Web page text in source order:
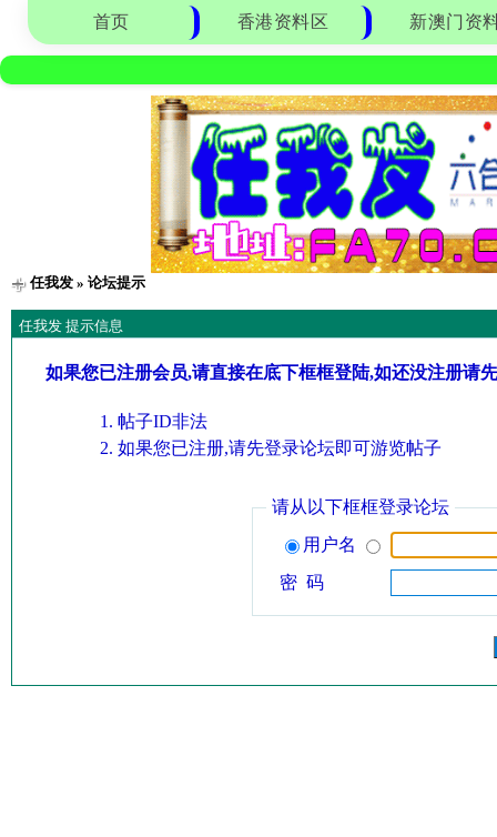
首页 香港资料区 新澳门资
任我发» 论坛提示
任我发 提示信息
如果您已注册会员,请直接在底下框框登陆,如还没注册请
帖子ID非法
如果您已注册,请先登录论坛即可游览帖子
请从以下框框登录论坛
用户名
密 码